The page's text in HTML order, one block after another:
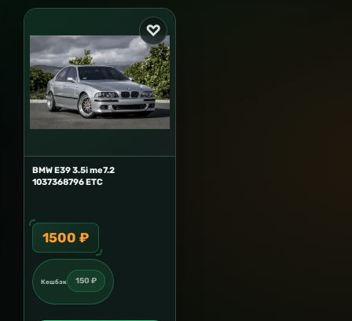
BMW E39 3.5i me7.2
1037368796 ETC
1500 ₽
Кешбэк 150 ₽